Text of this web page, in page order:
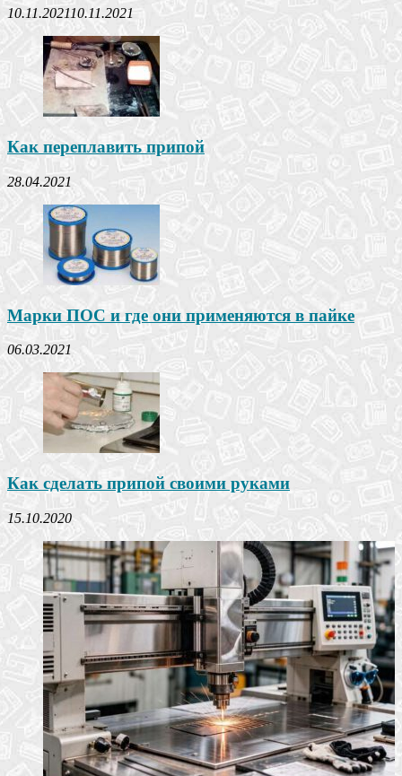
10.11.202110.11.2021
Как переплавить припой
28.04.2021
Марки ПОС и где они применяются в пайке
06.03.2021
Как сделать припой своими руками
15.10.2020